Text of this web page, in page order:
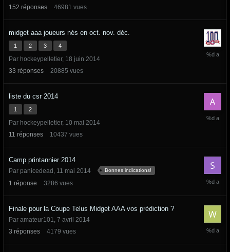
152 réponses 46981 vues
midget aaa joueurs nés en oct. nov. déc.
1 2 3 4
Par hockeypelletier, 18 juin 2014
33 réponses 20885 vues
12
liste du csr 2014
1 2
Par hockeypelletier, 10 mai 2014
11 réponses 10437 vues
21
Camp printannier 2014
Par panicedead , 11 mai 2014 Bonnes indications!
1 réponse 3286 vues
11
Finale pour la Coupe Telus Midget AAA vos prédiction ?
Par amateur101, 7 avril 2014
3 réponses 4179 vues
18